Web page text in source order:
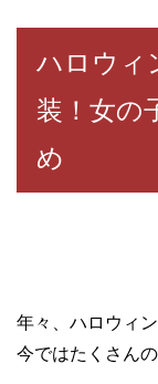
ハロウィ
装！女の
め
年々、ハロウィ
今ではたくさん